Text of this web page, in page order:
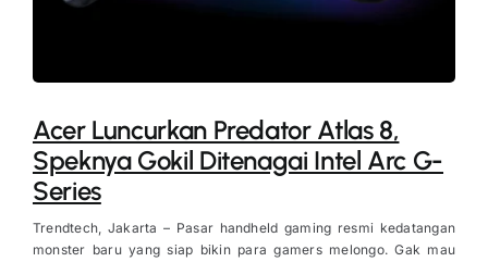
Acer Luncurkan Predator Atlas 8,
Speknya Gokil Ditenagai Intel Arc G-
Series
Trendtech, Jakarta – Pasar handheld gaming resmi kedatangan
monster baru yang siap bikin para gamers melongo. Gak mau